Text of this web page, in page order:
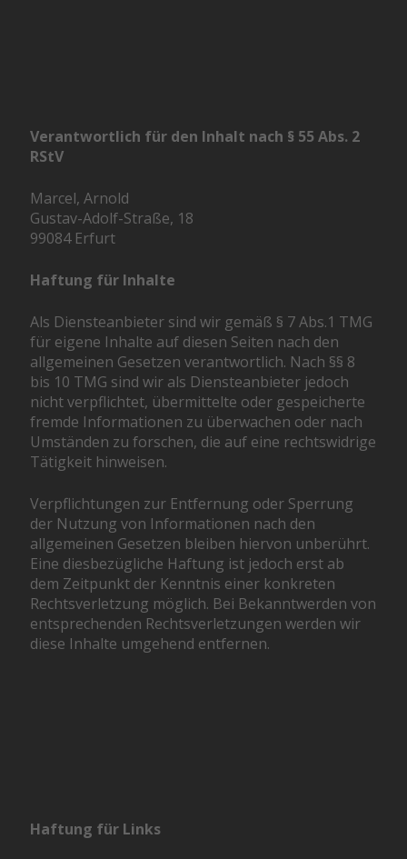
Verantwortlich für den Inhalt nach § 55 Abs. 2
RStV
Marcel, Arnold
Gustav-Adolf-Straße, 18
99084 Erfurt
Haftung für Inhalte
Als Diensteanbieter sind wir gemäß § 7 Abs.1 TMG
für eigene Inhalte auf diesen Seiten nach den
allgemeinen Gesetzen verantwortlich. Nach §§ 8
bis 10 TMG sind wir als Diensteanbieter jedoch
nicht verpflichtet, übermittelte oder gespeicherte
fremde Informationen zu überwachen oder nach
Umständen zu forschen, die auf eine rechtswidrige
Tätigkeit hinweisen.
Verpflichtungen zur Entfernung oder Sperrung
der Nutzung von Informationen nach den
allgemeinen Gesetzen bleiben hiervon unberührt.
Eine diesbezügliche Haftung ist jedoch erst ab
dem Zeitpunkt der Kenntnis einer konkreten
Rechtsverletzung möglich. Bei Bekanntwerden von
entsprechenden Rechtsverletzungen werden wir
diese Inhalte umgehend entfernen.
Haftung für Links